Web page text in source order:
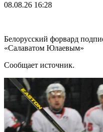
08.08.26 16:28
Белорусский форвард
«Салаватом Юлаевым»
Сообщает источник.